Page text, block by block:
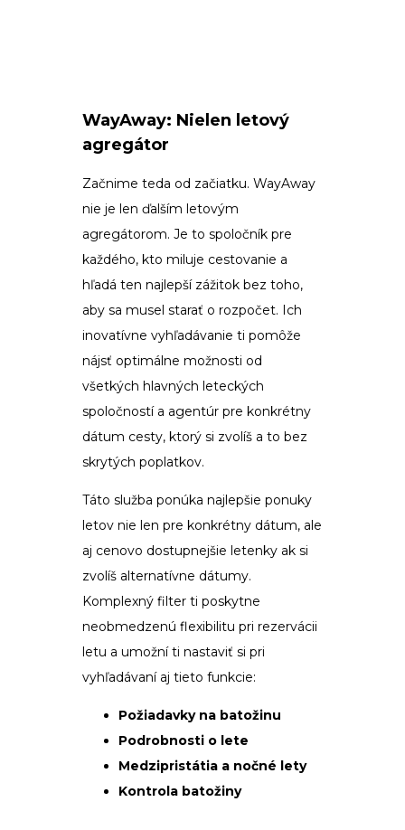
WayAway: Nielen letový
agregátor
Začnime teda od začiatku. WayAway
nie je len ďalším letovým
agregátorom. Je to spoločník pre
každého, kto miluje cestovanie a
hľadá ten najlepší zážitok bez toho,
aby sa musel starať o rozpočet. Ich
inovatívne vyhľadávanie ti pomôže
nájsť optimálne možnosti od
všetkých hlavných leteckých
spoločností a agentúr pre konkrétny
dátum cesty, ktorý si zvolíš a to bez
skrytých poplatkov.
Táto služba ponúka najlepšie ponuky
letov nie len pre konkrétny dátum, ale
aj cenovo dostupnejšie letenky ak si
zvolíš alternatívne dátumy.
Komplexný filter ti poskytne
neobmedzenú flexibilitu pri rezervácii
letu a umožní ti nastaviť si pri
vyhľadávaní aj tieto funkcie:
Požiadavky na batožinu
Podrobnosti o lete
Medzipristátia a nočné lety
Kontrola batožiny